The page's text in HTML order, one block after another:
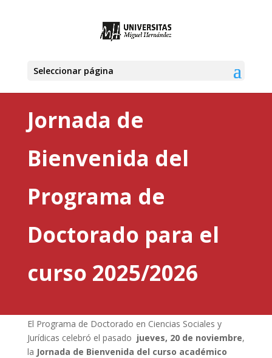
Seleccionar página
Jornada de
Bienvenida del
Programa de
Doctorado para el
curso 2025/2026
El Programa de Doctorado en Ciencias Sociales y
Jurídicas celebró el pasado jueves, 20 de noviembre,
la Jornada de Bienvenida del curso académico